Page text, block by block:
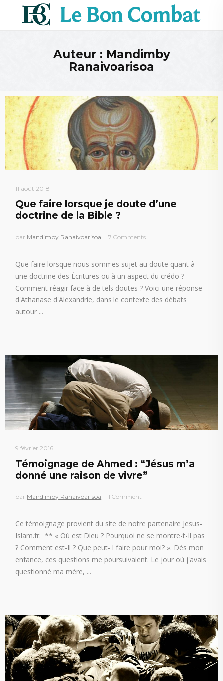
Auteur : Mandimby
Ranaivoarisoa
11 août 2018
Que faire lorsque je doute d’une
doctrine de la Bible ?
par Mandimby Ranaivoarisoa 7 Comments
Que faire lorsque nous sommes sujet au doute quant à
une doctrine des Écritures ou à un aspect du crédo ?
Comment réagir face à de tels doutes ? Voici une réponse
d'Athanase d'Alexandrie, dans le contexte des débats
autour
9 février 2016
Témoignage de Ahmed : “Jésus m’a
donné une raison de vivre”
par Mandimby Ranaivoarisoa 1 Comment
Ce témoignage provient du site de notre partenaire Jesus-
Islam.fr. ** « Où est Dieu ? Pourquoi ne se montre-t-Il pas
? Comment est-Il ? Que peut-II faire pour moi? ». Dès mon
enfance, ces questions me poursuivaient. Le jour où j'avais
questionné ma mère,